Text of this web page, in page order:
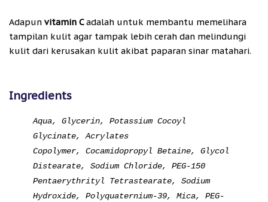
Adapun vitamin Cadalah untuk membantu memelihara
tampilan kulit agar tampak lebih cerah dan melindungi
kulit dari kerusakan kulit akibat paparan sinar matahari.
Ingredients
Aqua, Glycerin, Potassium Cocoyl
Glycinate, Acrylates
Copolymer, Cocamidopropyl Betaine, Glycol
Distearate, Sodium Chloride, PEG-150
Pentaerythrityl Tetrastearate, Sodium
Hydroxide, Polyquaternium-39, Mica, PEG-